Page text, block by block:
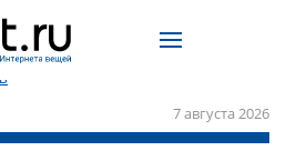
7 августа 2026